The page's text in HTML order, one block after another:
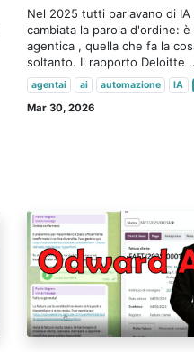
Nel 2025 tutti parlavano di
cambiata la parola d'ordine:
agentica , quella che fa la
soltanto. Il rapporto Deloitte
agentai ai automazione IA
Mar 30, 2026